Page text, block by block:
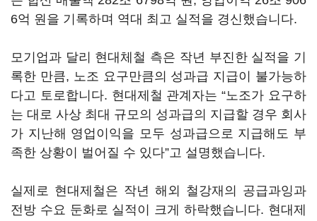
6억 원을 기록하며 역대 최고 실적을 경신했습니다.
모기업과 달리 현대체철 측은 작년 부진한 실적을 기
록한 만큼, 노조 요구만큼의 성과급 지급이 불가능하
다고 토로합니다. 현대제철 관계자는 “노조가 요구하
는 대로 사상 최대 규모의 성과급의 지급할 경우 회사
가 지난해 영업이익을 모두 성과급으로 지급해도 부
족한 상황이 벌어질 수 있다”고 설명했습니다.
실제로 현대제철은 작년 해외 철강재의 공급과잉과
전방 수요 둔화로 실적이 크게 하락했습니다. 현대제